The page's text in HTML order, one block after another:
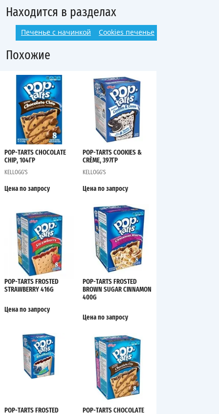
Находится в разделах
Печенье с начинкой Cookies печенье
Похожие
POP-TARTS CHOCOLATE
CHIP, 104ГР
KELLOGG'S
Цена по запросу
POP-TARTS COOKIES &
CRÈME, 397ГР
KELLOGG'S
Цена по запросу
POP-TARTS FROSTED
STRAWBERRY 416G
Цена по запросу
POP-TARTS FROSTED
BROWN SUGAR CINNAMON
400G
Цена по запросу
POP-TARTS FROSTED
POP-TARTS CHOCOLATE